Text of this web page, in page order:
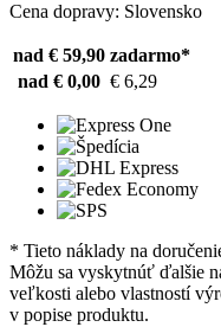
Cena dopravy: Slovensko
nad € 59,90 zadarmo*
nad € 0,00 € 6,29
* Tieto náklady na
Môžu sa vyskytnúť ďalšie
veľkosti alebo vlastností
v popise produktu.